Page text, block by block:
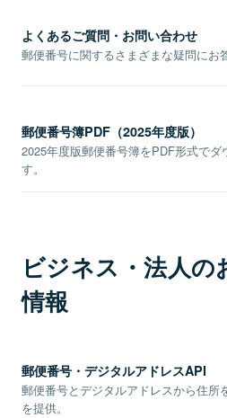
よくあるご質問・お問い合わせ
郵便番号に関するさまざまな疑問にお
郵便番号簿PDF（2025年度版）
2025年度版郵便番号簿をPDF形式でダ
す。
ビジネス・法人の
情報
郵便番号・デジタルアドレスAPI
郵便番号とデジタルアドレスから住所
を提供。